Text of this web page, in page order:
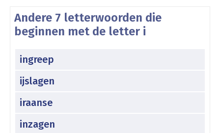
Andere 7 letterwoorden die
beginnen met de letter i
ingreep
ijslagen
iraanse
inzagen